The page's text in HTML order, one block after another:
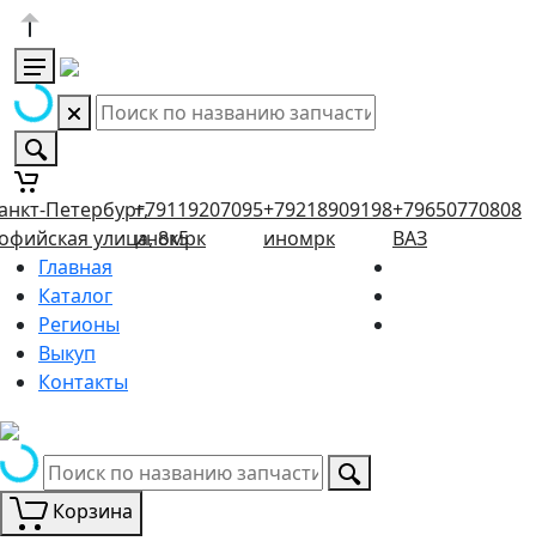
Петербург,
улица, 8к5
+79119207095
иномрк
+79218909198
иномрк
+79650770808
ВАЗ
Главная
Каталог
Регионы
Выкуп
Контакты
Корзина